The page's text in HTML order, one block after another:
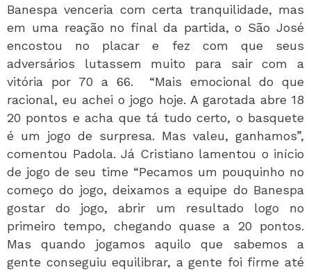
Banespa venceria com certa tranquilidade, mas
em uma reação no final da partida, o São José
encostou no placar e fez com que seus
adversários lutassem muito para sair com a
vitória por 70 a 66. “Mais emocional do que
racional, eu achei o jogo hoje. A garotada abre 18
20 pontos e acha que tá tudo certo, o basquete
é um jogo de surpresa. Mas valeu, ganhamos”,
comentou Padola. Já Cristiano lamentou o início
de jogo de seu time “Pecamos um pouquinho no
começo do jogo, deixamos a equipe do Banespa
gostar do jogo, abrir um resultado logo no
primeiro tempo, chegando quase a 20 pontos.
Mas quando jogamos aquilo que sabemos a
gente conseguiu equilibrar, a gente foi firme até